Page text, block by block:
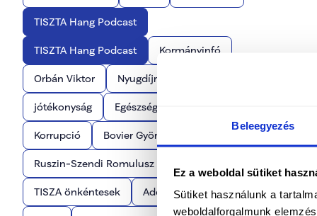
Beleegyezés
Ez a weboldal sütiket
Sütiket használunk a
weboldalforgalmunk
TISZTA Hang Podcast
TISZTA Hang Podcast Kormányinfó
Orbán Viktor Nyugdíjrendszer
jótékonyság Egészségügy
Korrupció Bovier György
Ruszin-Szendi Romulusz
TISZA önkéntesek Adócsökkentés